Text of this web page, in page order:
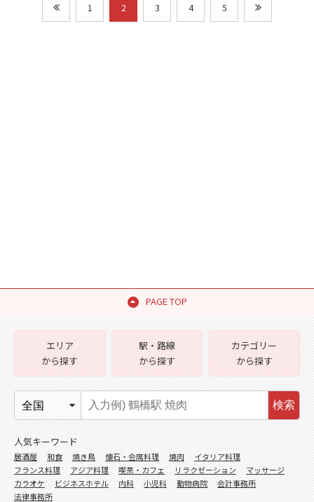
1 2 3 4 5
PAGE TOP
エリア
から探す
駅・路線
から探す
カテゴリー
から探す
検索
人気キーワード
居酒屋 和食 焼き鳥 懐石・会席料理 焼肉
イタリア料理
フランス料理
アジア料理 喫茶・カフェ リラクゼーション
マッサージ
カラオケ
ビジネスホテル 内科 小児科 動物病院
会計事務所
法律事務所